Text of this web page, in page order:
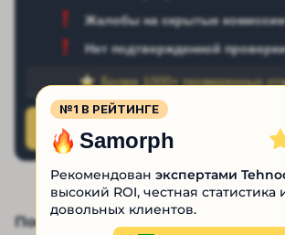
Жалобы на скрытые комиссии
Нет подтвержденной
Более 1000+ проверенных
Поставьте оценку капперу:
№1 В РЕЙТИНГЕ
Samorph
Рекомендован экспертами
высокий ROI, честная статистика
довольных клиентов.